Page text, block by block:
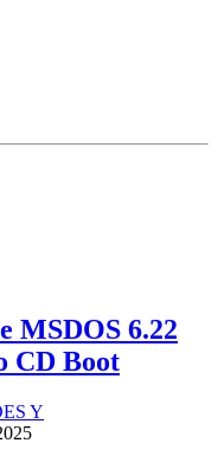
MSDOS 6.22
CD Boot
Y